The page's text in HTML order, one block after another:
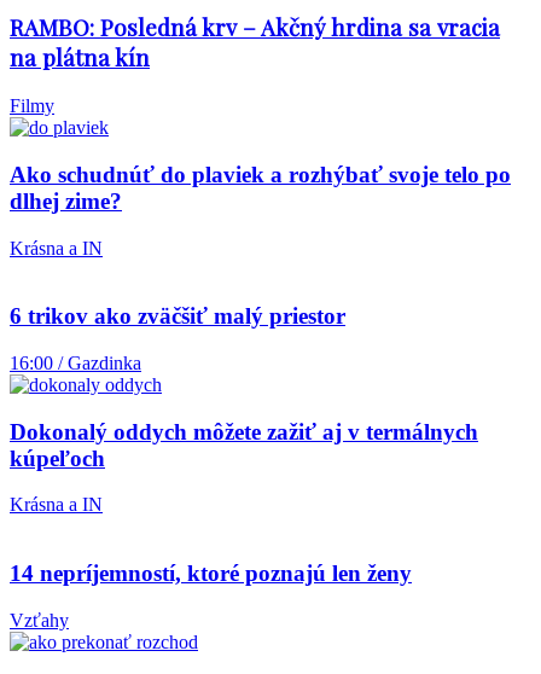
RAMBO: Posledná krv – Akčný hrdina sa vracia
na plátna kín
Filmy
Ako schudnúť do plaviek a rozhýbať svoje telo po
dlhej zime?
Krásna a IN
6 trikov ako zväčšiť malý priestor
16:00 / Gazdinka
Dokonalý oddych môžete zažiť aj v termálnych
kúpeľoch
Krásna a IN
14 nepríjemností, ktoré poznajú len ženy
Vzťahy